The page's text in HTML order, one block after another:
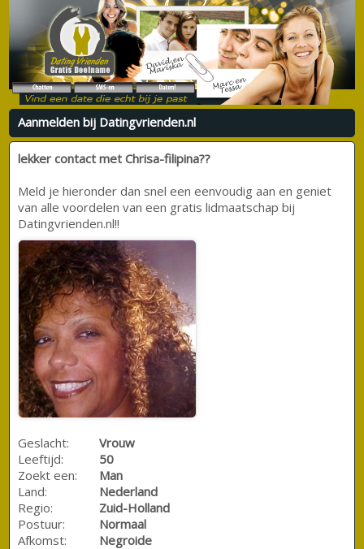
Aanmelden bij Datingvrienden.nl
lekker contact met Chrisa-filipina??
Meld je hieronder dan snel een eenvoudig aan en geniet
van alle voordelen van een gratis lidmaatschap bij
Datingvrienden.nl!!
Geslacht:
Vrouw
Leeftijd:
50
Zoekt een:
Man
Land:
Nederland
Regio:
Zuid-Holland
Postuur:
Normaal
Afkomst:
Negroide